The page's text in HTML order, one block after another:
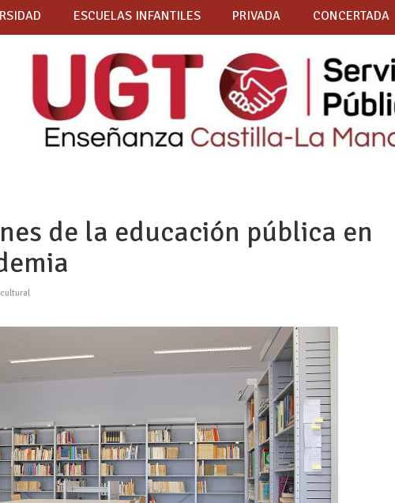
ESCUELAS INFANTILES PRIVADA CONCERTADA
de la educación pública en